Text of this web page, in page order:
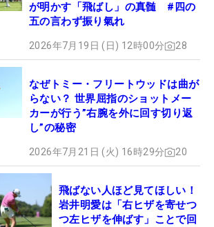
が明かす「飛ばし」の真髄 #四の
五の言わず振り氣れ
2026年7月19日 (日) 12時00分 28
なぜトミー・フリートウッドは曲が
らない？ 世界屈指のショットメー
カーが行う”右腕を外に回す切り返
し”の秘密
2026年7月21日 (火) 16時29分 20
飛ばない人ほど見てほしい！
岩井明愛は「右ヒザを寄せつ
つ左ヒザを伸ばす」ことで回